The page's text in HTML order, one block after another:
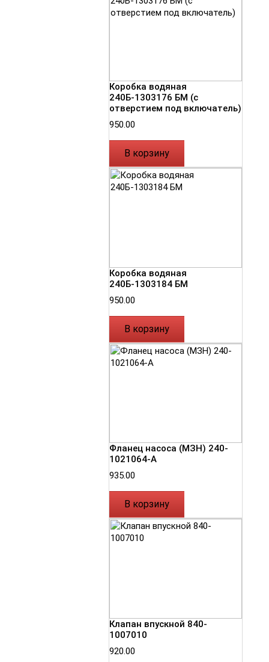
Коробка водяная
240Б-1303176 БМ (с
отверстием под включатель)
950.00
В корзину
Коробка водяная
240Б-1303184 БМ
950.00
В корзину
Фланец насоса (МЗН) 240-
1021064-А
935.00
В корзину
Клапан впускной 840-
1007010
920.00